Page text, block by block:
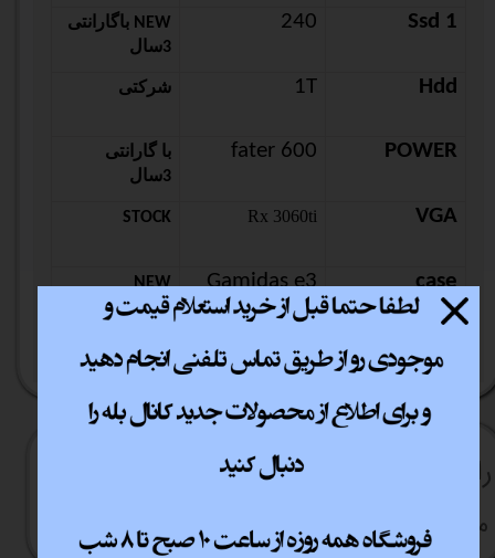
Ssd 1
240
NEW باگارانتی
3سال
Hdd
1T شرکتی
POWER
600
با گارانتی
3سال
VGA
Rx 3060ti
STOCK
case
Gamidas e3
NEW
راهنما​​​​​​​​​​​​​​ی خرید نحوه ارسال کالا
مشاوره قبل از خرید رویه بازگردانی کالا